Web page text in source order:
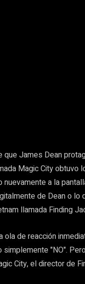
James Dean
Magic City obtuvo
a la
de Dean o
llamada Finding
ola de reacción
"NO".
City, el director de